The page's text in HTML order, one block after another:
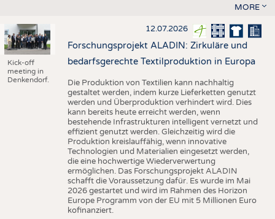
MORE
Kick-off
meeting in
Denkendorf.
12.07.2026
Forschungsprojekt ALADIN: Zirkuläre und
bedarfsgerechte Textilproduktion in Europa
Die Produktion von Textilien kann nachhaltig
gestaltet werden, indem kurze Lieferketten genutzt
werden und Überproduktion verhindert wird. Dies
kann bereits heute erreicht werden, wenn
bestehende Infrastrukturen intelligent vernetzt und
effizient genutzt werden. Gleichzeitig wird die
Produktion kreislauffähig, wenn innovative
Technologien und Materialien eingesetzt werden,
die eine hochwertige Wiederverwertung
ermöglichen. Das Forschungsprojekt ALADIN
schafft die Voraussetzung dafür. Es wurde im Mai
2026 gestartet und wird im Rahmen des Horizon
Europe Programm von der EU mit 5 Millionen Euro
kofinanziert.